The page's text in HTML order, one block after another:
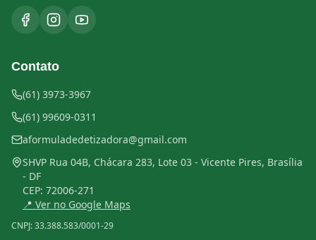
Contato
(61) 3973-3967
(61) 99609-0311
aformuladedetizadora@gmail.com
SHVP Rua 04B, Chácara 283, Lote 03 - Vicente Pires, Brasília
- DF
CEP: 72006-271
📍 Ver no Google Maps
CNPJ:33.388.583/0001-29